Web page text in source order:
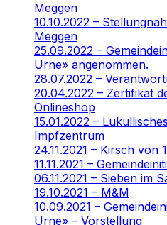
Meggen
10.10.2022 –
Meggen
25.09.2022 –
Urne» angenommen.
28.07.2022 –
20.04.2022 – Zertifikat
Onlineshop
15.01.2022 –
Impfzentrum
24.11.2021 – Kirsch von
11.11.2021 –
06.11.2021 – Sieben im
19.10.2021 – M&M
10.09.2021 –
Urne» – Vorstellung